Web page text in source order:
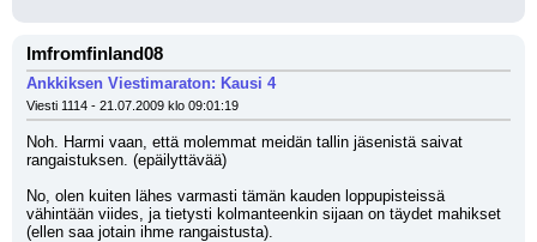
Imfromfinland08
Ankkiksen Viestimaraton: Kausi 4
Viesti 1114 - 21.07.2009 klo 09:01:19
Noh. Harmi vaan, että molemmat meidän tallin jäsenistä saivat
rangaistuksen. (epäilyttävää)
No, olen kuiten lähes varmasti tämän kauden loppupisteissä
vähintään viides, ja tietysti kolmanteenkin sijaan on täydet mahikset
(ellen saa jotain ihme rangaistusta).